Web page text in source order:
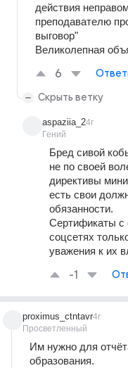
действия
преподавателю
выговор"
Великолепная
6
Скрыть ветку
aspaziia_2
Гений
4г
Бред сивой
не по своей
директивы
есть свои
обязанности.
Сертификаты с
соцсетях
уважения к их
-1
proximus_ctntavr
Просветленный
4г
Им нужно для
образования.